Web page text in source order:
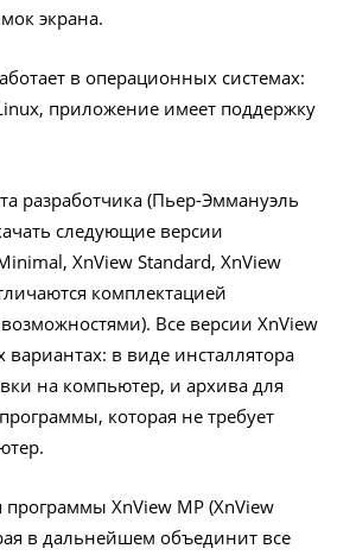
экрана.
в операционных системах:
приложение имеет поддержку
разработчика (Пьер-Эммануэль
следующие версии
XnView Standard, XnView
комплектацией
Все версии XnView
вариантах: в виде инсталлятора
на компьютер, и архива для
которая не требует
программы XnView MP (XnView
в дальнейшем объединит все